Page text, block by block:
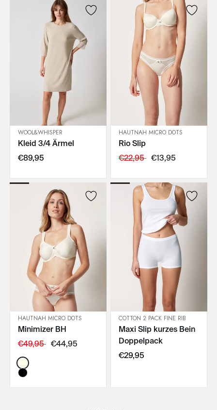
IN DEN WARENKORB
WOOL&WHISPER
Kleid 3/4 Ärmel
€89,95
IN DEN WARENKORB
HAUTNAH MICRO DOTS
Rio Slip
€22,95 €13,95
IN DEN WARENKORB
HAUTNAH MICRO DOTS
Minimizer BH
€49,95 €44,95
Color:
IN DEN WARENKORB
COTTON 2 PACK FINE RIB
Maxi Slip kurzes Bein
Doppelpack
€29,95